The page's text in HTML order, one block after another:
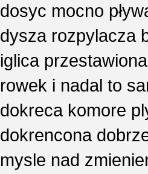
dosyc mocno
dysza rozpylacza
iglica
rowek i nadal to
dokreca komore
dokrencona
mysle nad